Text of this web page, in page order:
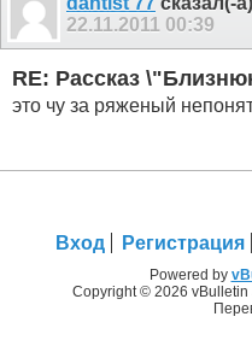
22.11.2011 00:39
RE: Рассказ
это чу за ряженый
Вход Регистрация
Powered by
Copyright © 2026 vBulletin